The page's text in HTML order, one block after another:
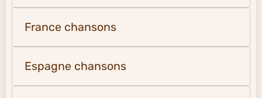
France chansons
Espagne chansons